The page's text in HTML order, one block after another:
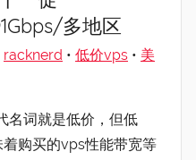
多地区
racknerd • 低价vps • 美
名词就是低价，但低
购买的vps性能带宽等